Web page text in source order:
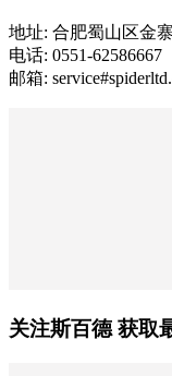
地址: 合肥蜀山区金
电话: 0551-62586667
邮箱:
关注斯百德 获取